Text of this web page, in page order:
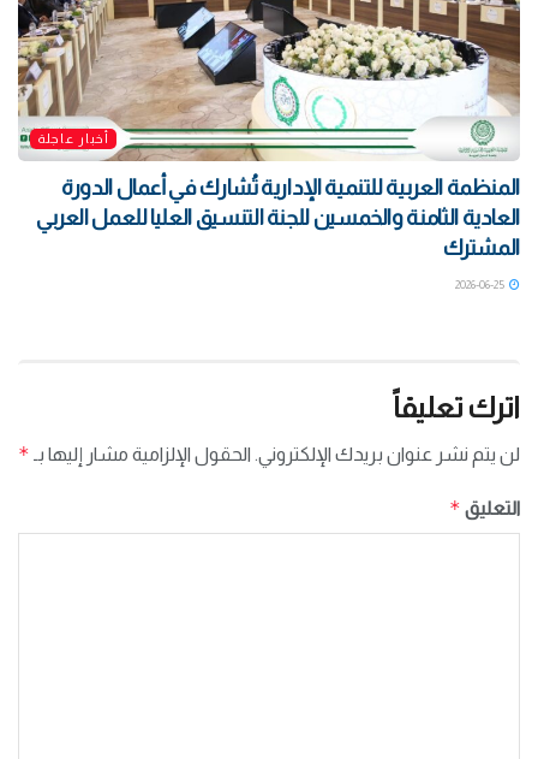
أخبار عاجلة
المنظمة العربية للتنمية الإدارية تُشارك في أعمال الدورة
العادية الثامنة والخمسين للجنة التنسيق العليا للعمل العربي
المشترك
اترك تعليقاً
لن يتم نشر عنوان بريدك الإلكتروني. الحقول الإلزامية مشار إليها بـ *
التعليق *